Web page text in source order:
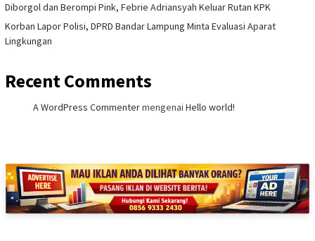
Diborgol dan Berompi Pink, Febrie Adriansyah Keluar Rutan KPK
Korban Lapor Polisi, DPRD Bandar Lampung Minta Evaluasi Aparat
Lingkungan
Recent Comments
A WordPress Commentermengenai Hello world!